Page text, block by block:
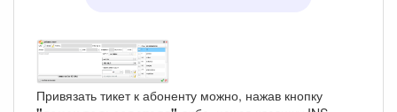
Привязать тикет к абоненту можно, нажав кнопку